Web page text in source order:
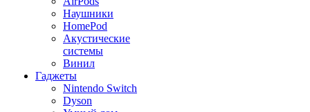
Наушники
HomePod
Акустические
системы
Винил
Гаджеты
Nintendo Switch
Dyson